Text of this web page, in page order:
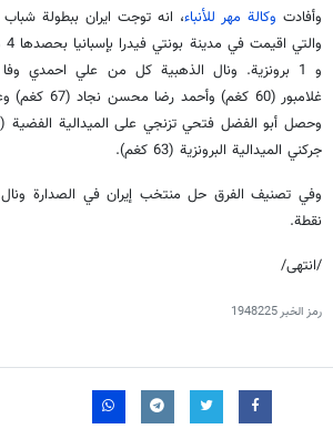
وأفادت وكالة مهر للأنباء، انه توجت ايران ببطولة شباب
جركني الميدالية البرونزية (63 كغم).
نقطة.
/انتهی/
رمز الخبر1948225